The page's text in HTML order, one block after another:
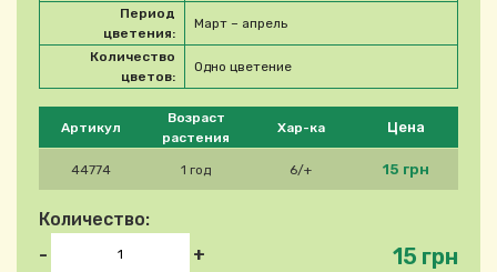
Please select product
Артикул
Возраст
растения
Хар-ка Цена
44774 1 год 6/+ 15 грн
Количество:
-
+ 15 грн
Период
цветения:
Март – апрель
Количество
цветов:
Одно цветение